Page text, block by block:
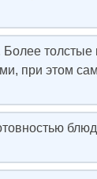
толстые
при этом